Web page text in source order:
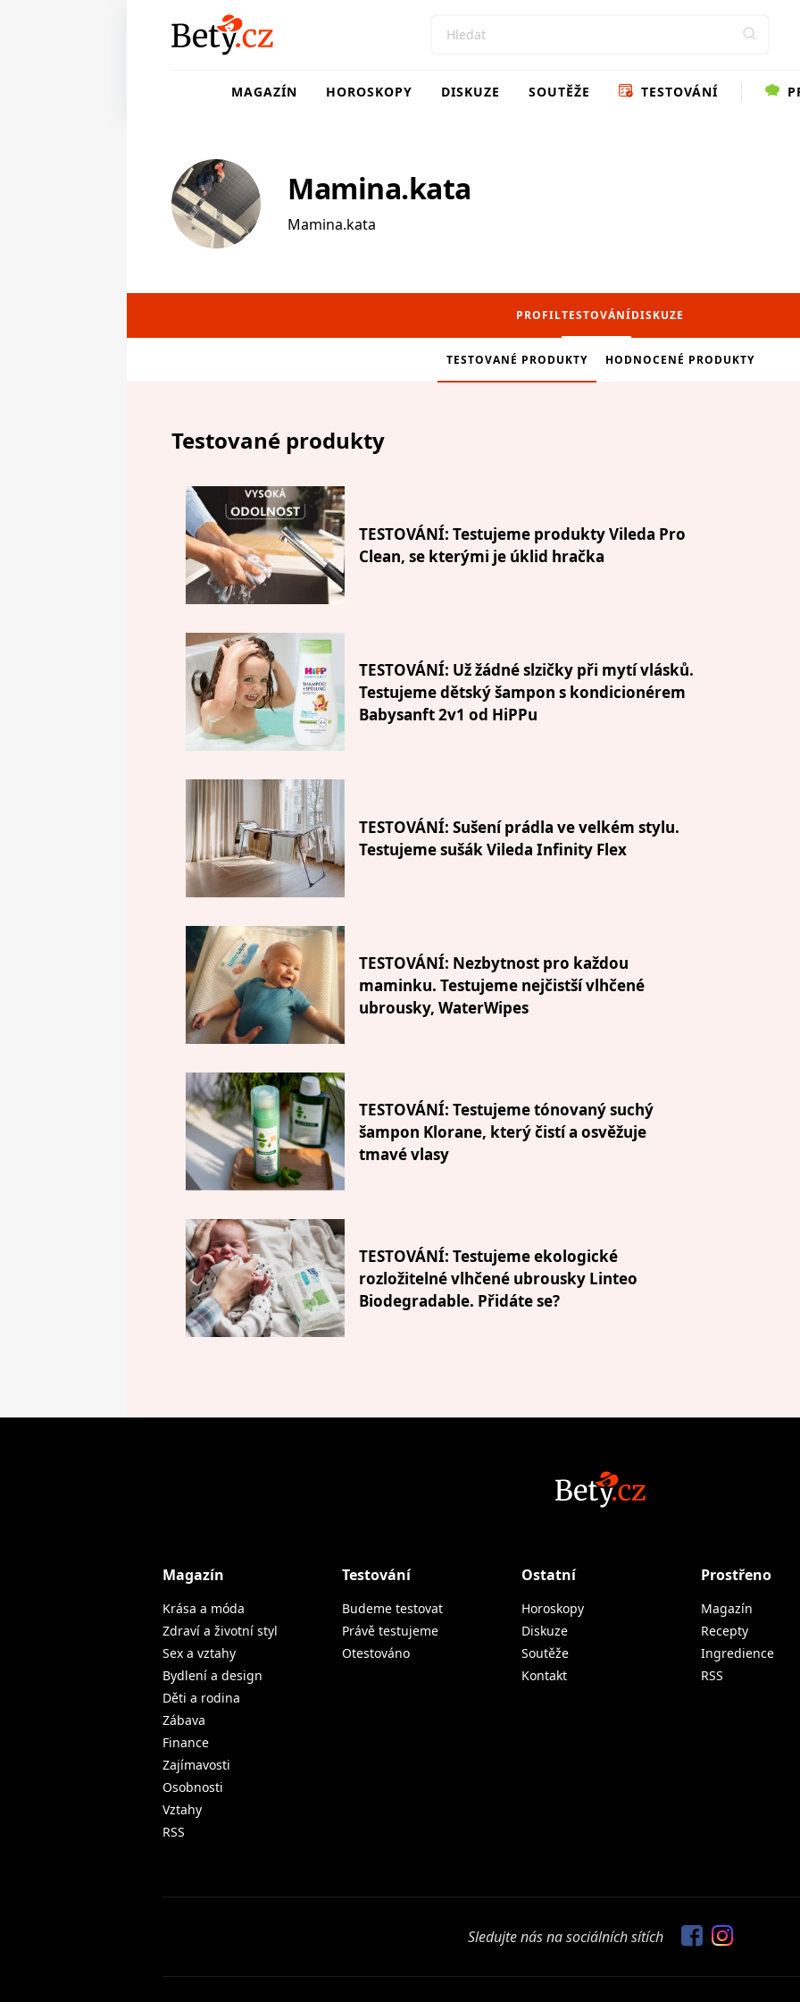
MAGAZÍN HOROSKOPY DISKUZE SOUTĚŽE TESTOVÁNÍ
Mamina.kata
Mamina.kata
PROFILTESTOVÁNÍDISKUZE
TESTOVANÉ PRODUKTY HODNOCENÉ PRODUKTY
Testované produkty
TESTOVÁNÍ: Testujeme produkty Vileda Pro
Clean, se kterými je úklid hračka
TESTOVÁNÍ: Už žádné slzičky při mytí vlásků.
Testujeme dětský šampon s kondicionérem
Babysanft 2v1 od HiPPu
TESTOVÁNÍ: Sušení prádla ve velkém stylu.
Testujeme sušák Vileda Infinity Flex
TESTOVÁNÍ: Nezbytnost pro každou
maminku. Testujeme nejčistší vlhčené
ubrousky, WaterWipes
TESTOVÁNÍ: Testujeme tónovaný suchý
šampon Klorane, který čistí a osvěžuje
tmavé vlasy
TESTOVÁNÍ: Testujeme ekologické
rozložitelné vlhčené ubrousky Linteo
Biodegradable. Přidáte se?
Magazín
Krása a móda
Zdraví a životní styl
Sex a vztahy
Bydlení a design
Děti a rodina
Zábava
Finance
Zajímavosti
Osobnosti
Vztahy
RSS
Testování
Budeme testovat
Právě testujeme
Otestováno
Ostatní
Horoskopy
Diskuze
Soutěže
Kontakt
Prostřeno
Magazín
Recepty
Ingredience
RSS
Sledujte nás na sociálních sítích